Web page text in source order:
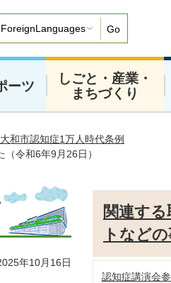
Go
ーツ
しごと・産業・
まちづくり
大和市認知症1万人時代条例
令和6年9月26日）
年10月16日
関連す
トなどの
認知症講演会